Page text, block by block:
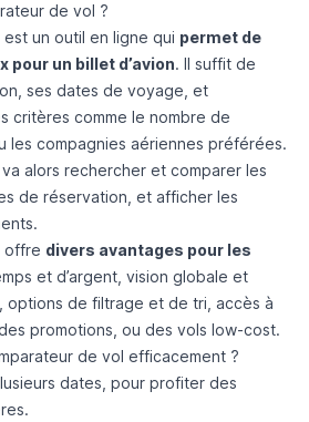
de vol ?
un outil en ligne qui permet de
pour un billet d’avion. Il suffit de
ses dates de voyage, et
critères comme le nombre de
les compagnies aériennes préférées.
alors rechercher et comparer les
de réservation, et afficher les
offre divers avantages pour les
et d’argent, vision globale et
options de filtrage et de tri, accès à
promotions, ou des vols low-cost.
de vol efficacement ?
dates, pour profiter des